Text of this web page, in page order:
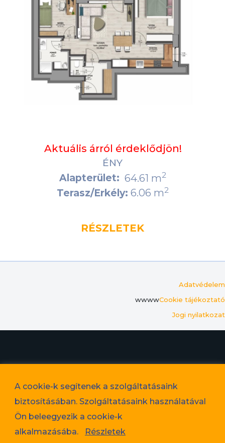
A cookie-k segítenek a szolgáltatásaink
biztosításában. Szolgáltatásaink használatával
Ön beleegyezik a cookie-k
alkalmazásába.
Részletek
Aktuális árról érdeklődjön!
ÉNY
Alapterület: 64.61 m2
Terasz/Erkély: 6.06 m2
RÉSZLETEK
Adatvédelem
wwwwCookie tájékoztató
Jogi nyilatkozat
Adatvédelem
Cookie tájékoztató